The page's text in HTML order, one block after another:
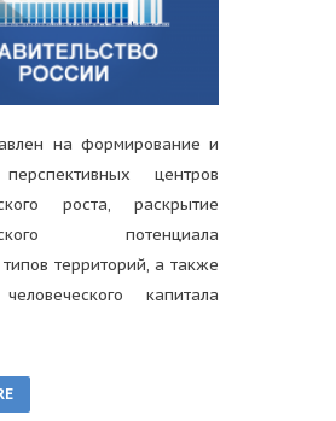
на формирование и
центров
роста, раскрытие
потенциала
территорий, а также
капитала